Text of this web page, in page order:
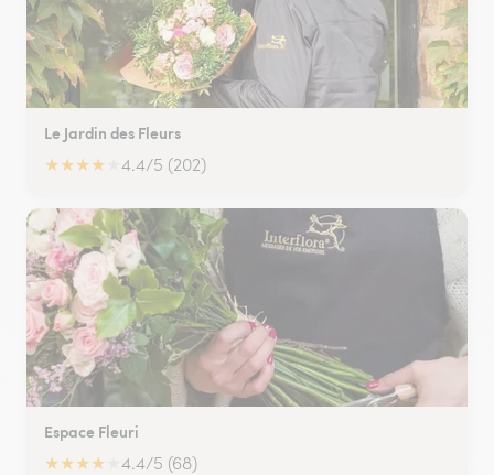
Le Jardin des Fleurs
★★★★ 4.4/5 (202)
Espace Fleuri
★★★★ 4.4/5 (68)